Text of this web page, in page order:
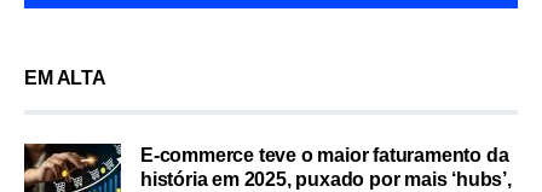
EM ALTA
E-commerce teve o maior faturamento da
história em 2025, puxado por mais ‘hubs’,